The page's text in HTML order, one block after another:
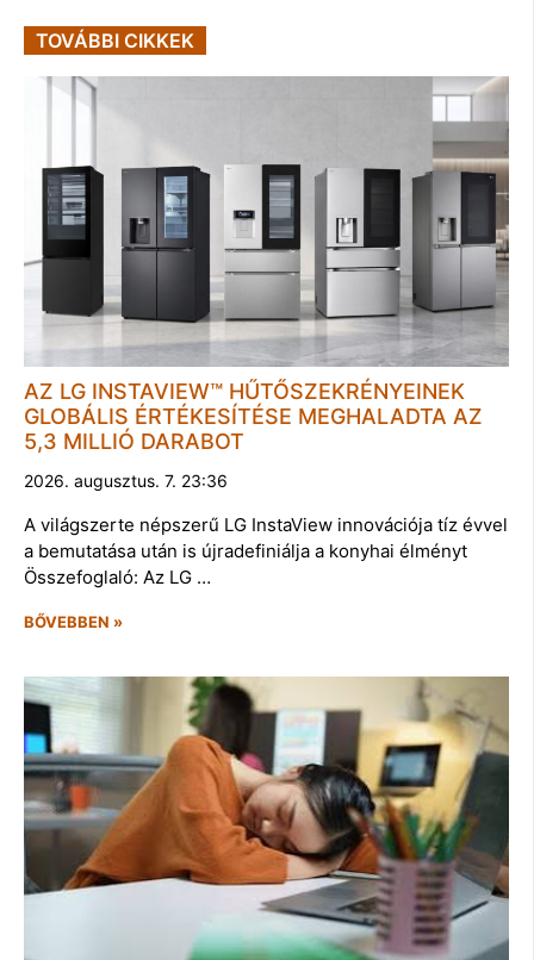
TOVÁBBI CIKKEK
AZ LG INSTAVIEW™ HŰTŐSZEKRÉNYEINEK
GLOBÁLIS ÉRTÉKESÍTÉSE MEGHALADTA AZ
5,3 MILLIÓ DARABOT
2026. augusztus. 7. 23:36
A világszerte népszerű LG InstaView innovációja tíz évvel
a bemutatása után is újradefiniálja a konyhai élményt
Összefoglaló: Az LG …
BŐVEBBEN »